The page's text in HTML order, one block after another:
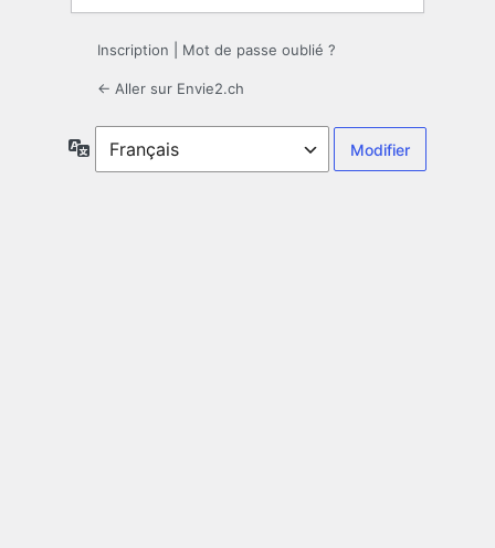
Inscription Mot de passe oublié ?
← Aller sur Envie2.ch
Langue